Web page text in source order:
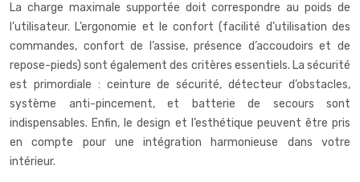
La charge maximale supportée doit correspondre au poids de
l’utilisateur. L’ergonomie et le confort (facilité d’utilisation des
commandes, confort de l’assise, présence d’accoudoirs et de
repose-pieds) sont également des critères essentiels. La sécurité
est primordiale : ceinture de sécurité, détecteur d’obstacles,
système anti-pincement, et batterie de secours sont
indispensables. Enfin, le design et l’esthétique peuvent être pris
en compte pour une intégration harmonieuse dans votre
intérieur.